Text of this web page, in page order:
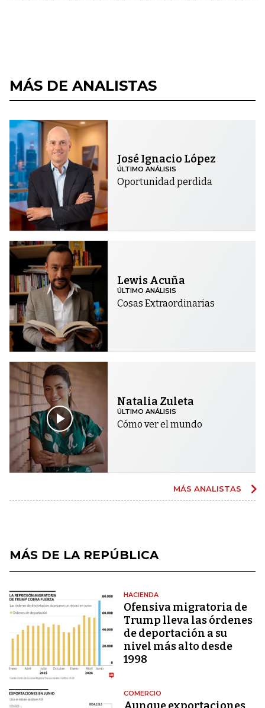
MÁS DE ANALISTAS
José Ignacio López
ÚLTIMO ANÁLISIS
Oportunidad perdida
Lewis Acuña
ÚLTIMO ANÁLISIS
Cosas Extraordinarias
Natalia Zuleta
ÚLTIMO ANÁLISIS
Cómo ver el mundo
MÁS ANALISTAS
MÁS DE LA REPÚBLICA
HACIENDA
Ofensiva migratoria de
Trump lleva las órdenes
de deportación a su
nivel más alto desde
1998
COMERCIO